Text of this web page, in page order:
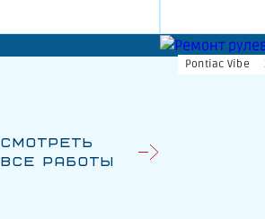
Pontiac Vibe
Смотреть
все работы